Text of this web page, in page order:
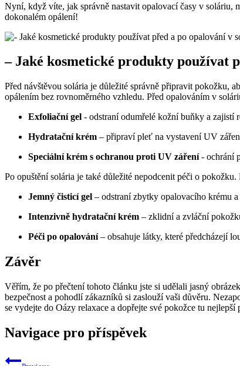
Nyní, když víte, jak správně‍ nastavit opalovací časy v soláriu,
dokonalém ⁣opálení!
– Jaké ⁤kosmetické produkty používat​
Před návštěvou ‌solária je důležité správně⁢ připravit pokožku,
opálením bez rovnoměrného vzhledu. Před opalováním v
Exfoliační gel -‌ odstraní odumřelé kožní buňky a zajistí
Hydratační krém – připraví pleť na vystavení UV
Speciální krém s ochranou proti UV záření‍- ochrání
Po opuštění solária je také důležité nepodcenit péči o
Jemný čisticí‍ gel – odstraní zbytky opalovacího krému a
Intenzivně hydratační krém – zklidní ⁤a zvláční
Péči po opalování– obsahuje látky, které předcházejí
Závěr
Věřím, že⁢ po⁤ přečtení tohoto⁤ článku jste si udělali jasný
bezpečnost a pohodlí​ zákazníků si​ zaslouží vaši důvěru.
se vydejte do Oázy relaxace ​a dopřejte ⁤své ⁣pokožce ‍tu nejlepší
Navigace pro příspěvek